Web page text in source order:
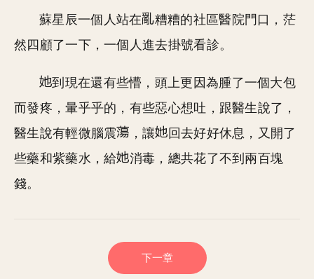
蘇星辰一個人站在
糟糟的社區醫院門口，茫
然四顧了一下，一個人進去掛號看診。
到現在還有些懵，頭上更因為腫了一個大包
而發疼，暈乎乎的，有些惡心想吐，跟醫生說了，
醫生說有輕微腦震
，讓
回去好好休息，又開了
些藥和紫藥水，給
消毒，總共花了不到兩百塊
錢。
下一章